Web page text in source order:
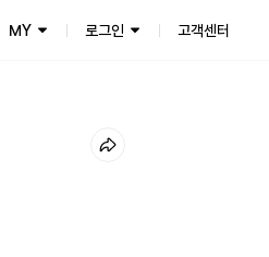
MY 로그인 고객센터